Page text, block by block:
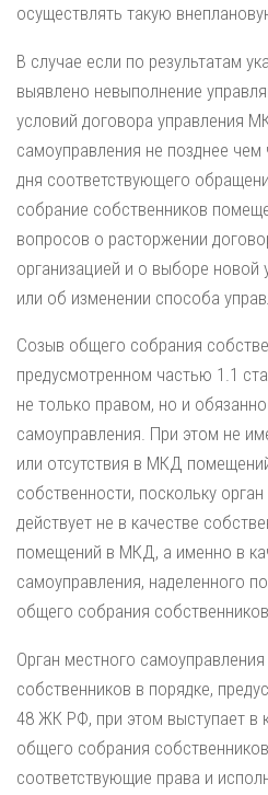
осуществлять такую
В случае если по результатам
выявлено невыполнение
условий договора управления
самоуправления не позднее чем
дня соответствующего
собрание собственников
вопросов о расторжении
организацией и о выборе новой
или об изменении способа
Созыв общего собрания
предусмотренном частью 1.1
не только правом, но и
самоуправления. При этом не
или отсутствия в МКД
собственности, поскольку
действует не в качестве
помещений в МКД, а именно в
самоуправления, наделенного
общего собрания
Орган местного
собственников в порядке,
48 ЖК РФ, при этом выступает в
общего собрания
соответствующие права и